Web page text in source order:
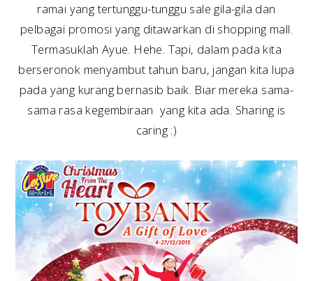
ramai yang tertunggu-tunggu sale gila-gila dan
pelbagai promosi yang ditawarkan di shopping mall.
Termasuklah Ayue. Hehe. Tapi, dalam pada kita
berseronok menyambut tahun baru, jangan kita lupa
pada yang kurang bernasib baik. Biar mereka sama-
sama rasa kegembiraan yang kita ada. Sharing is
caring :)